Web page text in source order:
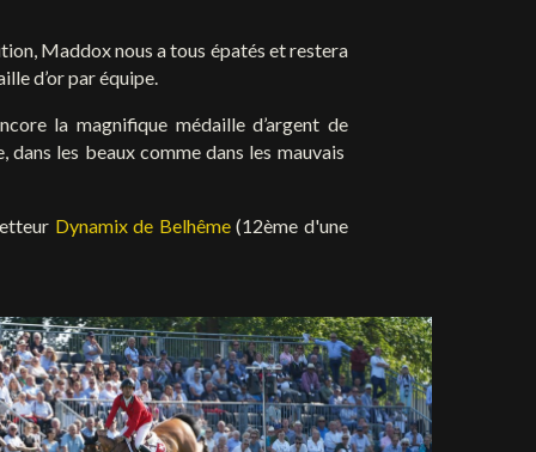
Maddox nous a tous épatés et restera
d’or par équipe.
la magnifique médaille d’argent de
les beaux comme dans les mauvais
Dynamix de Belhême(12ème d'une